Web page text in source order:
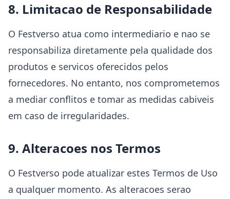
8. Limitacao de Responsabilidade
O Festverso atua como intermediario e nao se
responsabiliza diretamente pela qualidade dos
produtos e servicos oferecidos pelos
fornecedores. No entanto, nos comprometemos
a mediar conflitos e tomar as medidas cabiveis
em caso de irregularidades.
9. Alteracoes nos Termos
O Festverso pode atualizar estes Termos de Uso
a qualquer momento. As alteracoes serao